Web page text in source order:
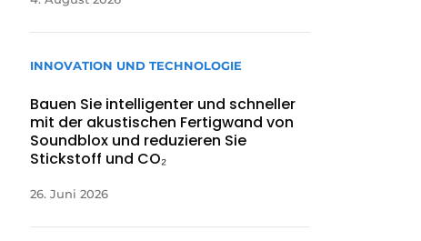
INNOVATION UND TECHNOLOGIE
Bauen Sie intelligenter und schneller
mit der akustischen Fertigwand von
Soundblox und reduzieren Sie
Stickstoff und CO₂
26. Juni 2026